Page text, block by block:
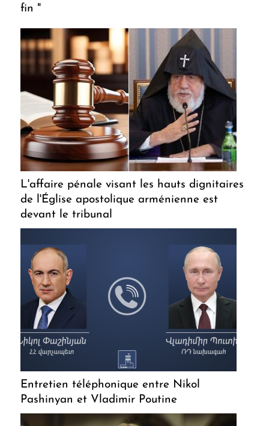
fin "
L'affaire pénale visant les hauts dignitaires
de l'Église apostolique arménienne est
devant le tribunal
Entretien téléphonique entre Nikol
Pashinyan et Vladimir Poutine